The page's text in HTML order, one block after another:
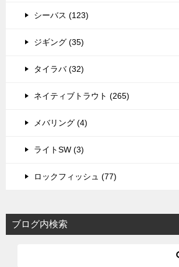
シーバス (123)
ジギング (35)
タイラバ (32)
ネイティブトラウト (265)
メバリング (4)
ライトSW (3)
ロックフィッシュ (77)
ブログ内検索